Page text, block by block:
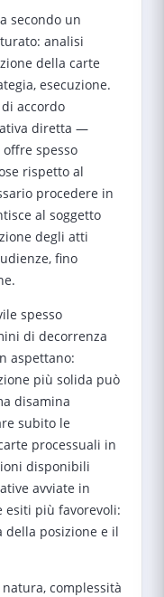
secondo un
analisi
della carte
esecuzione.
accordo
diretta —
spesso
rispetto al
procedere in
al soggetto
degli atti
fino
spesso
di decorrenza
aspettano:
più solida può
disamina
subito le
processuali in
disponibili
avviate in
esiti più favorevoli:
posizione e il
complessità